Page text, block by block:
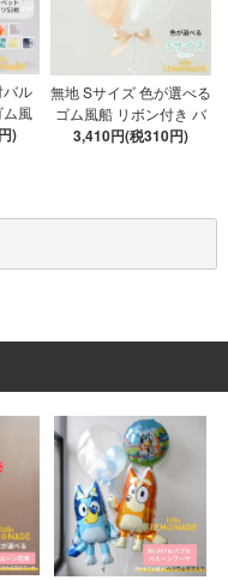
バル
ム風
DI
)
無地 Sサイズ 色が選べる
ゴム風船 リボン付き バ
ブルバルーン 【浮かせ
3,410円(税310円)